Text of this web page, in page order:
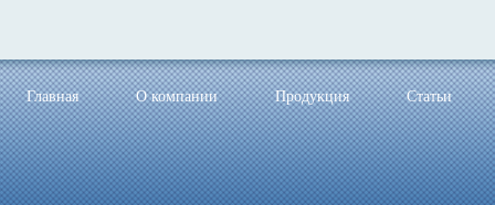
Главная О компании Продукция Статьи